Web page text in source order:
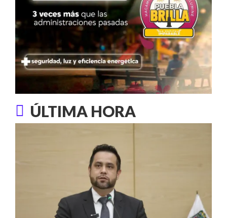
ÚLTIMA HORA